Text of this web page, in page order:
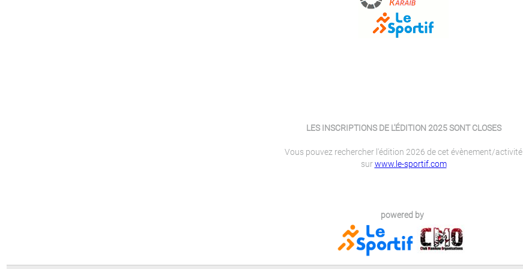
LES INSCRIPTIONS DE L'ÉDITION 2025 SONT CLOSES
Vous pouvez rechercher l'édition 2026 de cet évènement/activité
surwww.le-sportif.com
powered by